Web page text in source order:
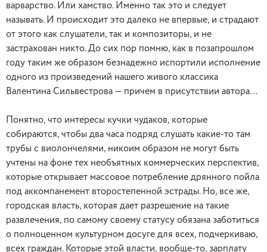
варварство. Или хамство. Именно так это и следует
называть. И происходит это далеко не впервые, и страдают
от этого как слушатели, так и композиторы, и не
застрахован никто. До сих пор помню, как в позапрошлом
году таким же образом безнадежно испортили исполнение
одного из произведений нашего живого классика
Валентина Сильвестрова — причем в присутствии автора…
Понятно, что интересы кучки чудаков, которые
собираются, чтобы два часа подряд слушать какие-то там
трубы с виолончелями, никоим образом не могут быть
учтены на фоне тех необъятных коммерческих перспектив,
которые открывает массовое потребление дрянного пойла
под аккомпанемент второстепенной эстрады. Но, все же,
городская власть, которая дает разрешение на такие
развлечения, по самому своему статусу обязана заботиться
о полноценном культурном досуге для всех, подчеркиваю,
всех граждан. Которые этой власти, вообще-то, зарплату